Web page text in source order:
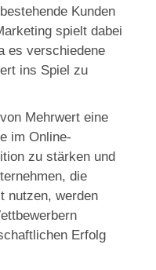
Kunden
spielt dabei
es verschiedene
ins Spiel zu
Mehrwert eine
im Online-
zu stärken und
die
nutzen, werden
Erfolg